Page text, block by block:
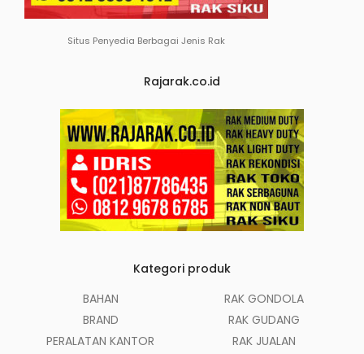
Situs Penyedia Berbagai Jenis Rak
Rajarak.co.id
Kategori produk
BAHAN
BRAND
PERALATAN KANTOR
RAK GONDOLA
RAK GUDANG
RAK JUALAN